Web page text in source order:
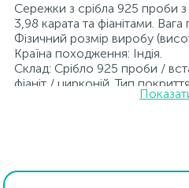
Сережки з срібла 925 проби
3,98 карата та фіанітами.
Фізичний розмір виробу
Країна походження: Індія.
Склад: Срібло 925 проби /
фіаніт / цирконій. Тип
Вставка: лондонський топаз,
пробірною службою України;